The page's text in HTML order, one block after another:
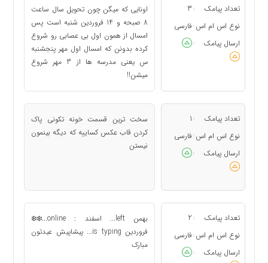
تعداد پیامک :
3
نوع اس ام اس : فارسی
ارسال پیامک
:
اونایی که میگن چون تحویل سال ساعت
8 صبحه و 14 فروردین شنبه است پس
امسال از همون اول بی عصابی رو شروع
کرده بدونن که امسال اول مهر پنجشنبه
س یعنی مدرسه ها از 3 مهر شروع
میشن!!
تعداد پیامک :
1
نوع اس ام اس : فارسی
ارسال پیامک
:
سخت ترين قسمت خونه تكونى پاک
كردن قاب عكس كساييه كه ديگه بينمون
نيستن
تعداد پیامک :
2
نوع اس ام اس : فارسی
ارسال پیامک
:
بهمن left... اسفند : online...❄️❄️
فروردین is typing... پیشاپیش عیدتون
مبارک